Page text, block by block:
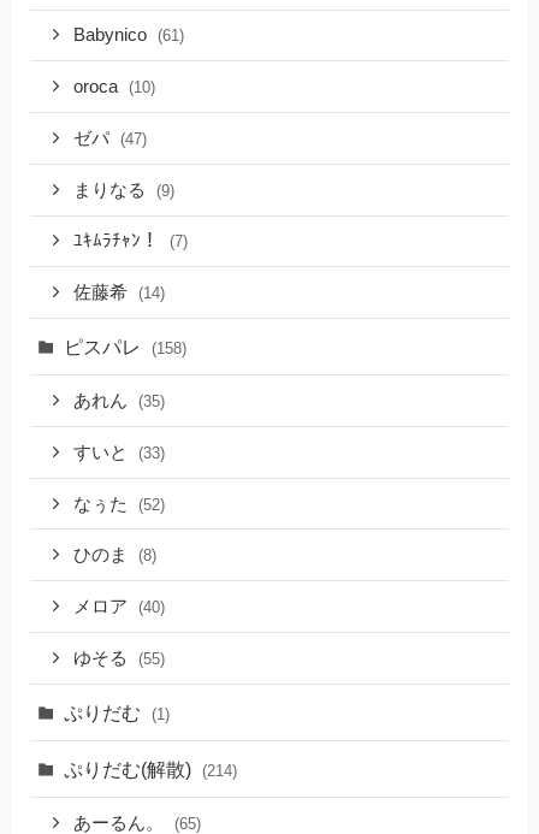
Babynico (61)
oroca (10)
ゼパ (47)
まりなる (9)
ﾕｷﾑﾗﾁｬﾝ！ (7)
佐藤希 (14)
ピスパレ (158)
あれん (35)
すいと (33)
なぅた (52)
ひのま (8)
メロア (40)
ゆそる (55)
ぷりだむ (1)
ぷりだむ(解散) (214)
あーるん。 (65)